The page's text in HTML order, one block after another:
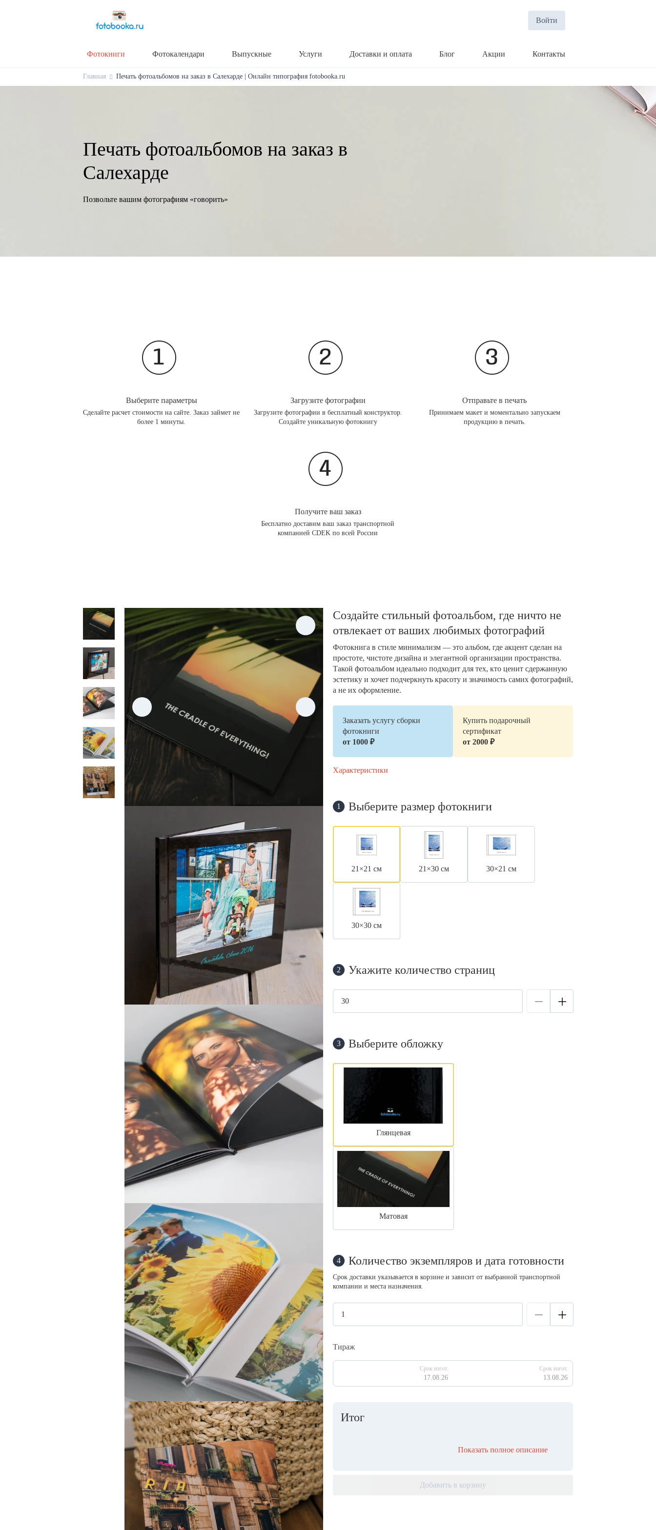
Войти
Фотокниги Фотокалендари Выпускные Услуги Доставки и оплата Блог Акции Контакты
Главная Печать фотоальбомов на заказ в Салехарде | Онлайн типография fotobooka.ru
Печать фотоальбомов на заказ в
Салехарде
Позвольте вашим фотографиям «говорить»
Выберите параметры
Сделайте расчет стоимости на сайте. Заказ займет не
более 1 минуты.
Загрузите фотографии
Загрузите фотографии в бесплатный конструктор.
Создайте уникальную фотокнигу
Отправьте в печать
Принимаем макет и моментально запускаем
продукцию в печать.
Получите ваш заказ
Бесплатно доставим ваш заказ транспортной
компанией CDEK по всей России
Создайте стильный фотоальбом, где ничто не
отвлекает от ваших любимых фотографий
Фотокнига в стиле минимализм — это альбом, где акцент сделан на
простоте, чистоте дизайна и элегантной организации пространства.
Такой фотоальбом идеально подходит для тех, кто ценит сдержанную
эстетику и хочет подчеркнуть красоту и значимость самих фотографий,
а не их оформление.
Заказать услугу сборки
фотокниги
от 1000 ₽
Купить подарочный
сертификат
от 2000 ₽
Характеристики
1 Выберите размер фотокниги
21×21 см 21×30 см 30×21 см
30×30 см
2 Укажите количество страниц
3 Выберите обложку
Глянцевая
Матовая
4 Количество экземпляров и дата готовности
Срок доставки указывается в корзине и зависит от выбранной транспортной
компании и места назначения.
Тираж
Срок изгот.
17.08.26
Срок изгот.
13.08.26
Итог
Показать полное описание
Добавить в корзину